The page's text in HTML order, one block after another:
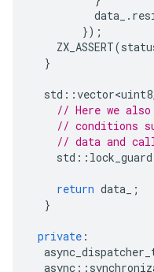
data_ .
});
ZX_ASSERT(
}
std ::
// Here we
// conditions
// data and
std :: lock_guard
return data_
;
}
private :
async ::